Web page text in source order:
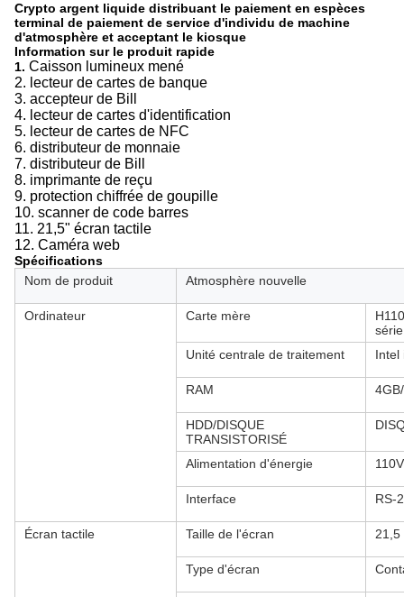
Crypto argent liquide distribuant le paiement en espèces
terminal de paiement de service d'individu de machine
d'atmosphère et acceptant le kiosque
Information sur le produit rapide
1. Caisson lumineux mené
2. lecteur de cartes de banque
3. accepteur de Bill
4. lecteur de cartes d'identification
5. lecteur de cartes de NFC
6. distributeur de monnaie
7. distributeur de Bill
8. imprimante de reçu
9. protection chiffrée de goupille
10. scanner de code barres
11. 21,5" écran tactile
12. Caméra web
Spécifications
Nom de produit
Atmosphère nouvelle
Ordinateur Carte mère
série
Unité centrale de traitement
Intel
RAM
HDD/DISQUE
TRANSISTORISÉ
Alimentation d'énergie
Interface RS-
Écran tactile Taille de l'écran 21,5
Type d'écran